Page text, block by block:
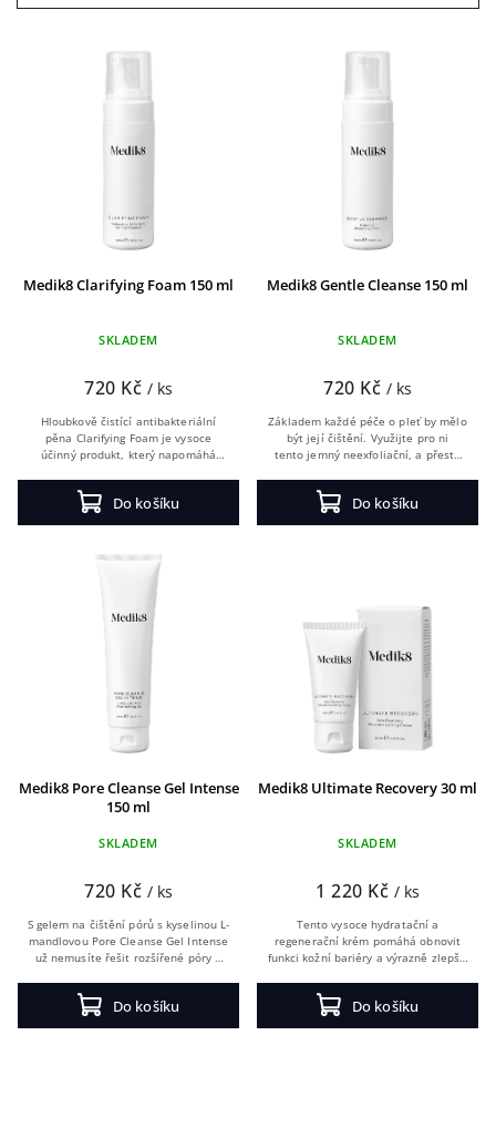
Nejprodávanější
Abecedně
Medik8 Clarifying Foam 150 ml
SKLADEM
720 Kč / ks
Do košíku
Hloubkově čistící antibakteriální
pěna Clarifying Foam je vysoce
účinný produkt, který napomáhá
s výskytem akné.
Medik8 Gentle Cleanse 150 ml
SKLADEM
720 Kč / ks
Do košíku
Základem každé péče o pleť by mělo
být její čištění. Využijte pro ni
tento jemný neexfoliační, a přesto
Gentle Cleanse obsahuje organický...
Medik8 Pore Cleanse Gel Intense
150 ml
SKLADEM
720 Kč / ks
Do košíku
S gelem na čištění pórů s kyselinou L-
mandlovou Pore Cleanse Gel Intense
už nemusíte řešit rozšířené póry a
obličeji. Trojitá síla exfoliace vás...
Medik8 Ultimate Recovery 30 ml
SKLADEM
1 220 Kč / ks
Do košíku
Tento vysoce hydratační a
regenerační krém pomáhá obnovit
funkci kožní bariéry a výrazně zlepšit